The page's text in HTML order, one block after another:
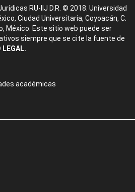
RU-IIJ D.R. © 2018. Universidad
Ciudad Universitaria, Coyoacán, C.
México. Este sitio web puede ser
siempre que se cite la fuente de
LEGAL.
académicas